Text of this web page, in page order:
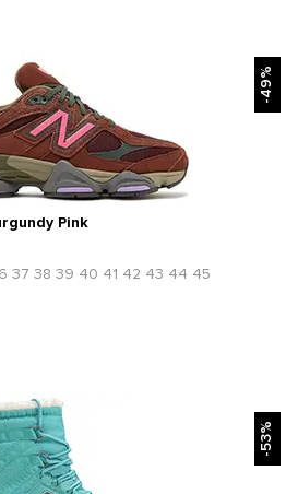
-49%
Pink
37 38 39 40 41 42 43 44 45
ПРОСМОТР
-53%